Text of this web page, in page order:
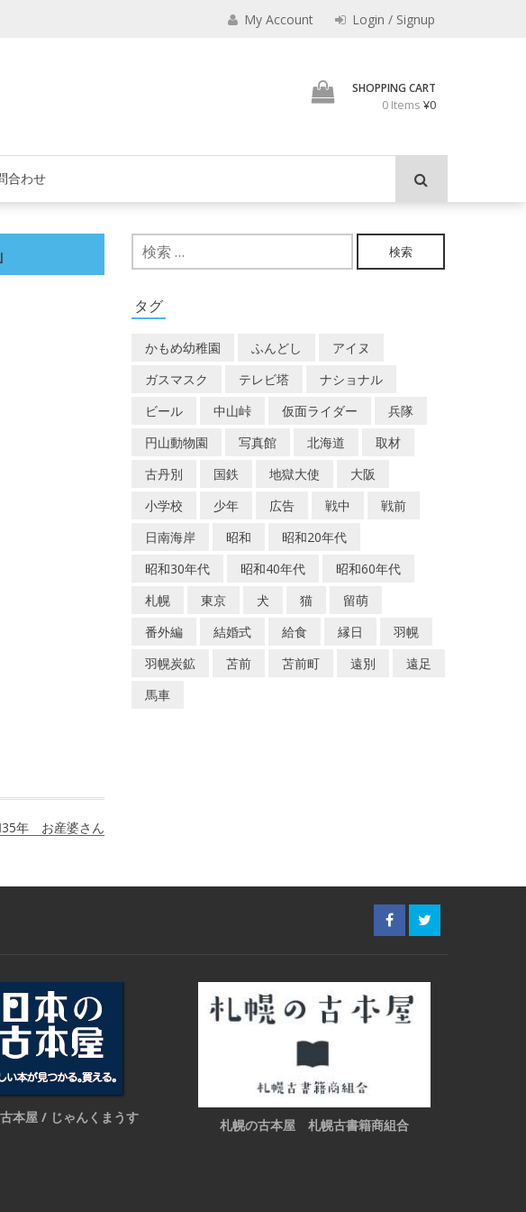
壁に耳あり障子にえなり
My Account Login / Signup
SHOPPING CART
0 Items ¥0
合わせ
35年 お産婆さん
検
索:
タグ
かもめ幼稚園 ふんどし
アイヌ
ガスマスク
テレビ塔
ナショナル
ビール
中山峠 仮面ライダー
兵隊
円山動物園
写真館 北海道
取材
古丹別
国鉄 地獄大使
大阪
小学校
少年 広告 戦中
戦前
日南海岸
昭和
昭和20年代
昭和30年代
昭和40年代
昭和60年代
札幌
東京 犬 猫
留萌
番外編
結婚式 給食 縁日
羽幌
羽幌炭鉱
苫前 苫前町 遠別
遠足
馬車
本屋 / じゃんくまうす 札幌の古本屋 札幌古書籍商組合